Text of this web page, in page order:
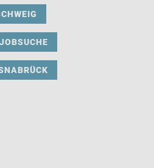
JOBSUCHE